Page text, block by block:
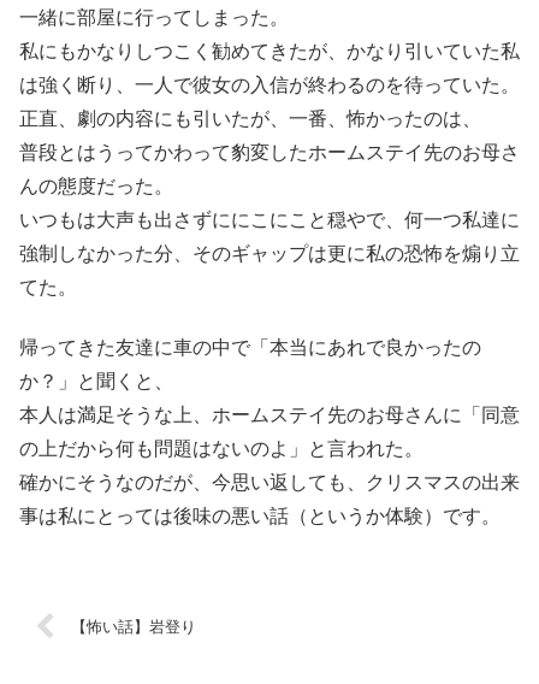
一緒に部屋に行ってしまった。
私にもかなりしつこく勧めてきたが、かなり引いていた私
は強く断り、一人で彼女の入信が終わるのを待っていた。
正直、劇の内容にも引いたが、一番、怖かったのは、
普段とはうってかわって豹変したホームステイ先のお母さ
んの態度だった。
いつもは大声も出さずににこにこと穏やで、何一つ私達に
強制しなかった分、そのギャップは更に私の恐怖を煽り立
てた。
帰ってきた友達に車の中で「本当にあれで良かったの
か？」と聞くと、
本人は満足そうな上、ホームステイ先のお母さんに「同意
の上だから何も問題はないのよ」と言われた。
確かにそうなのだが、今思い返しても、クリスマスの出来
事は私にとっては後味の悪い話（というか体験）です。
【怖い話】岩登り